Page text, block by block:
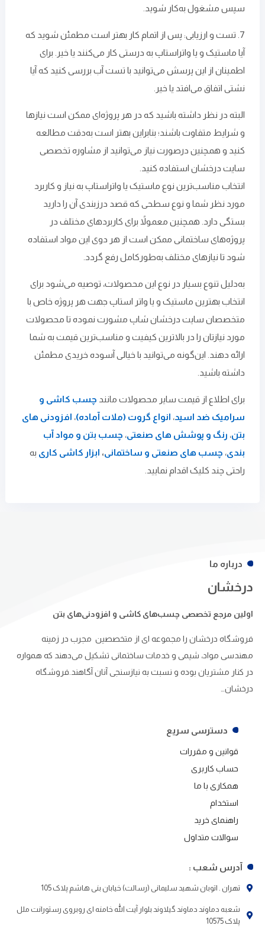
سپس مشغول به‌کار شوید.
7. تست و ارزیابی: پس از اتمام کار بهتر است مطمئن شوید که
آیا ماستیک و یا واتراستاپ به‌ درستی کار می‌کنند یا خیر. برای
اطمینان از این پرسش می‌توانید با تست آب بررسی کنید که آیا
نشتی اتفاق می‌افتد یا خیر.
البته در نظر داشته باشید که در هر پروژه‌ای ممکن است نیازها
و شرایط متفاوت باشند؛ بنابراین بهتر است به‌دقت مطالعه
کنید و همچنین درصورت نیاز می‌توانید از مشاوره‌ تخصصی
سایت درخشان استفاده کنید.
انتخاب مناسب‌ترین نوع ماستیک یا واتراستاپ به نیاز و کاربرد
مورد نظر شما و نوع سطحی که قصد درزبندی آن را دارید
بستگی دارد. همچنین معمولاً برای کاربردهای مختلف در
پروژه‌های ساختمانی ممکن است از هر دوی این مواد استفاده
شود تا نیازهای مختلف به‌طورکامل رفع گردد.
به‌دلیل تنوع بسیار در نوع این محصولات، توصیه می‌شود برای
انتخاب بهترین ماستیک و یا واتر استاپ جهت هر پروژه‌ خاص با
متخصصان سایت درخشان شاپ مشورت نموده تا محصولات
مورد نیازتان را در بالاترین کیفیت و مناسب‌ترین قیمت به شما
ارائه دهند. این‌گونه می‌توانید با خیالی آسوده خریدی مطمئن
داشته باشید.
برای اطلاع از قیمت سایر محصولات مانند چسب کاشی و
سرامیک ضد اسید، انواع گروت (ملات آماده)، افزودنی های
بتن، رنگ و پوشش های صنعتی، چسب بتن و مواد آب
بندی، چسب های صنعتی و ساختمانی، ابزار کاشی کاری به
راحتی چند کلیک اقدام نمایید.
درباره ما
درخشان
اولین مرجع تخصصی چسب‌های کاشی و افزودنی‌های بتن
فروشگاه درخشان را مجموعه ای از متخصصین مجرب در زمینه
مهندسی مواد، شیمی و خدمات ساختمانی تشکیل می‌دهند که همواره
در کنار مشتریان بوده و نسبت به نیازسنجی آنان آگاهند.فروشگاه
درخشان…
دسترسی سریع
قوانین و مقررات
حساب کاربری
همکاری با ما
استخدام
راهنمای خرید
سوالات متداول
آدرس شعب :
تهران . اتوبان شهید سلیمانی (رسالت) خیابان بنی هاشم پلاک 105
شعبه دماوند دماوند گیلاوند بلوار آیت الله خامنه ای روبروی رستورانت ملل
پلاک 10575